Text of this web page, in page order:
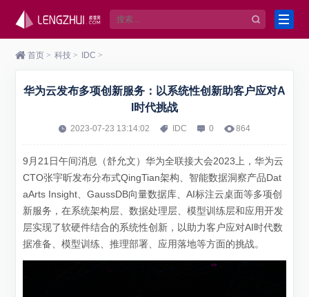
首页 > 科技 > IDC >
华为云发布多项创新服务：以系统性创新助客户应对A
I时代挑战
2023-07-23 13:14:02 IDC 0 864
9月21日午间消息（舒允文）华为全联接大会2023上，华为云
CTO张宇昕发布分布式QingTian架构、智能数据洞察产品Dat
aArts Insight、GaussDB向量数据库、AI标注云桌面等多项创
新服务，在系统架构层、数据处理层、模型训练层和应用开发
层实现了软硬件结合的系统性创新，以助力客户应对AI时代数
据准备、模型训练、推理部署、应用落地等方面的挑战。